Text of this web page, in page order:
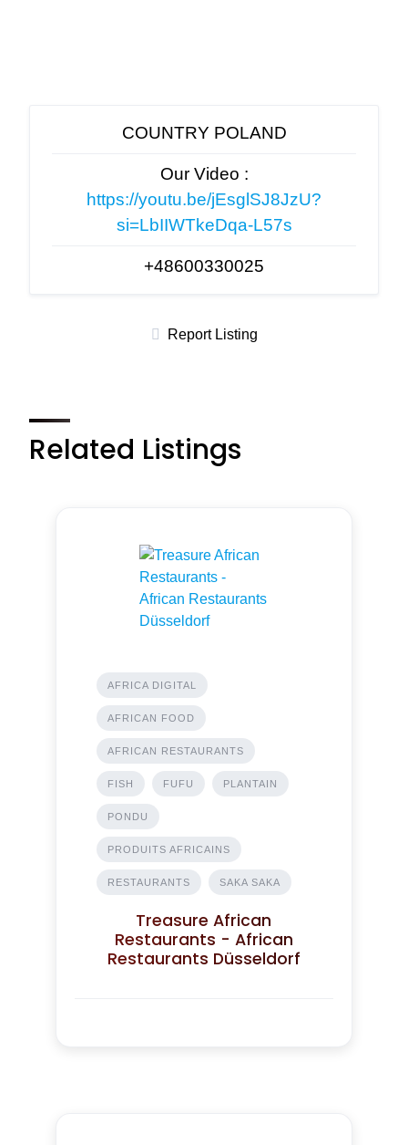
COUNTRY POLAND
Our Video :
https://youtu.be/jEsglSJ8JzU?
si=LbIIWTkeDqa-L57s
+48600330025
Report Listing
Related Listings
AFRICA DIGITAL
AFRICAN FOOD
AFRICAN RESTAURANTS
FISH FUFU PLANTAIN
PONDU
PRODUITS AFRICAINS
RESTAURANTS SAKA SAKA
Treasure African
Restaurants - African
Restaurants Düsseldorf